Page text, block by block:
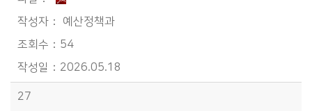
예산정책과
54
2026.05.18
27